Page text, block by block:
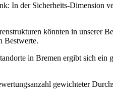
In der Sicherheits-
könnten in
Bestwerte.
in Bremen ergibt sich
gewichteter